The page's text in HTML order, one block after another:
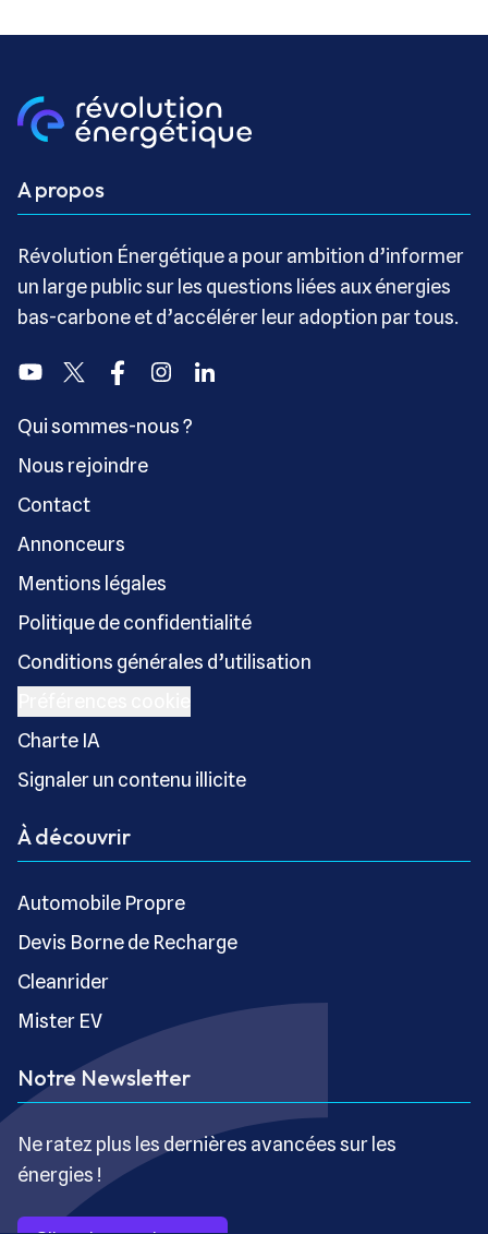
A propos
Révolution Énergétique a pour ambition d’informer
un large public sur les questions liées aux énergies
bas-carbone et d’accélérer leur adoption par tous.
YoutubeTwitter FacebookInstagramLinkedin
Qui sommes-nous ?
Nous rejoindre
Contact
Annonceurs
Mentions légales
Politique de confidentialité
Conditions générales d’utilisation
Charte IA
Signaler un contenu illicite
À découvrir
Automobile Propre
Devis Borne de Recharge
Cleanrider
Mister EV
Notre Newsletter
Ne ratez plus les dernières avancées sur les
énergies !